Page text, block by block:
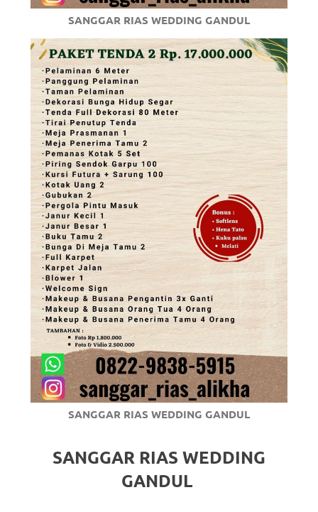
SANGGAR RIAS WEDDING GANDUL
SANGGAR RIAS WEDDING GANDUL
SANGGAR RIAS WEDDING
GANDUL